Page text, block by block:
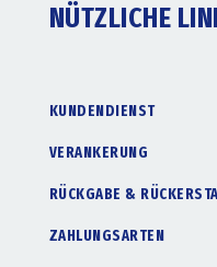
NÜTZLICHE
KUNDENDIENST
VERANKERUNG
RÜCKGABE &
ZAHLUNGSARTEN